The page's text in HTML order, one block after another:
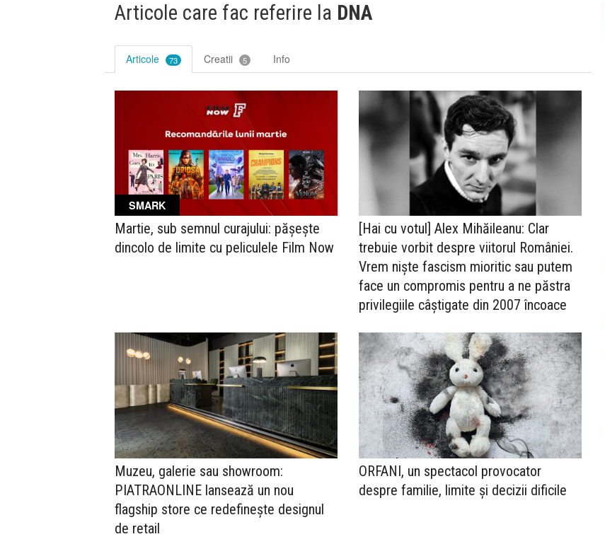
Articole care fac referire la DNA
Articole 73 Creatii 5 Info
SMARK
Martie, sub semnul curajului: pășește
dincolo de limite cu peliculele Film Now
[Hai cu votul] Alex Mihăileanu: Clar
trebuie vorbit despre viitorul României.
Vrem niște fascism mioritic sau putem
face un compromis pentru a ne păstra
privilegiile câștigate din 2007 încoace
Muzeu, galerie sau showroom:
PIATRAONLINE lansează un nou
flagship store ce redefinește designul
de retail
ORFANI, un spectacol provocator
despre familie, limite și decizii dificile